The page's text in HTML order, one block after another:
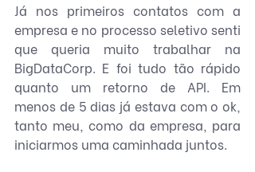
Já nos primeiros contatos com a
empresa e no processo seletivo senti
que queria muito trabalhar na
BigDataCorp. E foi tudo tão rápido
quanto um retorno de API. Em
menos de 5 dias já estava com o ok,
tanto meu, como da empresa, para
iniciarmos uma caminhada juntos.